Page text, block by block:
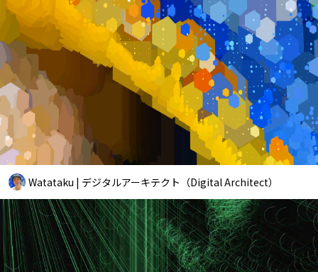
Watataku | デジタルアーキテクト（Digital Architect）